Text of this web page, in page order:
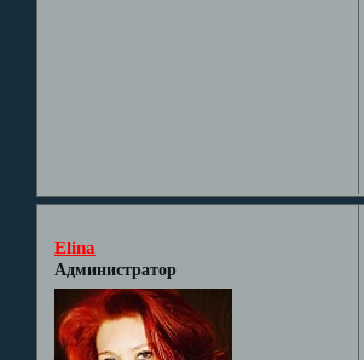
Elina
Администратор